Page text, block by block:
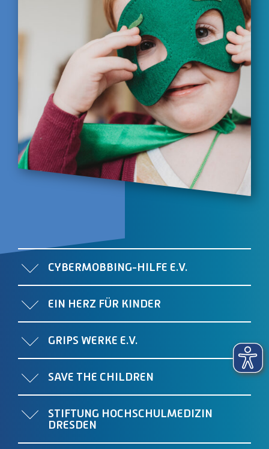
CYBERMOBBING-HILFE E.V.
EIN HERZ FÜR KINDER
GRIPS WERKE E.V.
SAVE THE CHILDREN
STIFTUNG HOCHSCHULMEDIZIN
DRESDEN